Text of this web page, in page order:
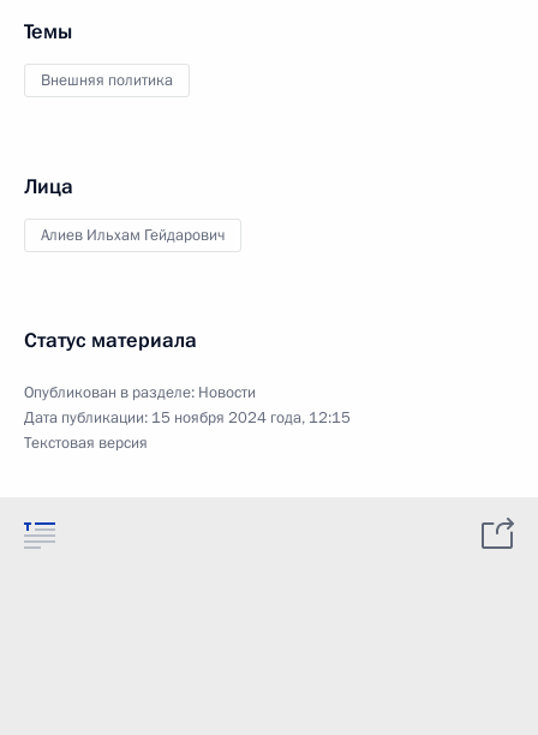
Темы
Внешняя политика
Лица
Алиев Ильхам Гейдарович
Статус материала
Опубликован в разделе: Новости
Дата публикации: 15 ноября 2024 года, 12:15
Текстовая версия